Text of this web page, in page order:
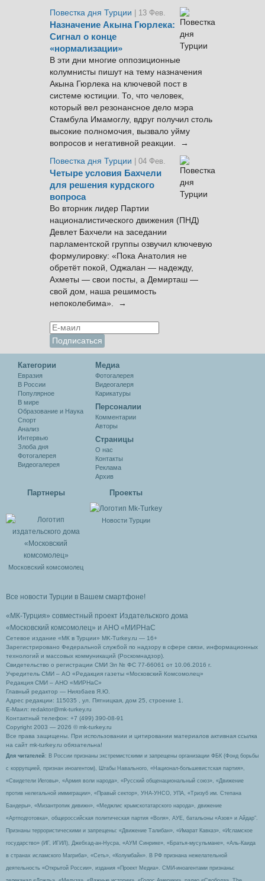
Повестка дня Турции
| 13 Фев.
Назначение Акына Гюрлека:
Сигнал о конце
«нормализации»
В эти дни многие оппозиционные
колумнисты пишут на тему назначения
Акына Гюрлека на ключевой пост в
системе юстиции. То, что человек,
который вел резонансное дело мэра
Стамбула Имамоглу, вдруг получил столь
высокие полномочия, вызвало уйму
вопросов и негативной реакции. →
Повестка дня Турции
| 04 Фев.
Четыре условия Бахчели
для решения курдского
вопроса
Во вторник лидер Партии
националистического движения (ПНД)
Девлет Бахчели на заседании
парламентской группы озвучил ключевую
формулировку: «Пока Анатолия не
обретёт покой, Оджалан — надежду,
Ахметы — свои посты, а Демирташ —
свой дом, наша решимость
непоколебима». →
Категории
Евразия
В России
Популярное
В мире
Образование и Наука
Спорт
Анализ
Интервью
Злоба дня
Фотогалерея
Видеогалерея
Медиа
Фотогалерея
Видеогалеря
Карикатуры
Персоналии
Комментарии
Авторы
Cтраницы
О нас
Контакты
Реклама
Архив
Партнеры
Московский комсомолец
Проекты
Новости Турции
Все новости Турции в Вашем смартфоне!
«МК-Турция» совместный проект Издательского дома
«Московский комсомолец» и АНО «МИРНаС
Сетевое издание «МК в Турции» MK-Turkey.ru — 16+
Зарегистрировано Федеральной службой по надзору в сфере связи, информационных
технологий и массовых коммуникаций (Роскомнадзор).
Свидетельство о регистрации СМИ Эл № ФС 77-66061 от 10.06.2016 г.
Учредитель СМИ – АО «Редакция газеты «Московский Комсомолец»
Редакция СМИ – АНО «МИРНаС»
Главный редактор — Ниязбаев Я.Ю.
Адрес редакции: 115035 , ул. Пятницкая, дом 25, строение 1.
Е-Маил: redaktor@mk-turkey.ru
Контактный телефон: +7 (499) 390-08-91
Copyright 2003 — 2026 © mk-turkey.ru
Все права защищены. При использовании и цитировании материалов активная ссылка
на сайт mk-turkey.ru обязательна!
Для читателей : В России признаны экстремистскими и запрещены организации ФБК (Фонд борьбы
с коррупцией, признан иноагентом), Штабы Навального, «Национал-большевистская партия»,
«Свидетели Иеговы», «Армия воли народа», «Русский общенациональный союз», «Движение
против нелегальной иммиграции», «Правый сектор», УНА-УНСО, УПА, «Тризуб им. Степана
Бандеры», «Мизантропик дивижн», «Меджлис крымскотатарского народа», движение
«Артподготовка», общероссийская политическая партия «Воля», АУЕ, батальоны «Азов» и Айдар″.
Признаны террористическими и запрещены: «Движение Талибан», «Имарат Кавказ», «Исламское
государство» (ИГ, ИГИЛ), Джебхад-ан-Нусра, «АУМ Синрике», «Братья-мусульмане», «Аль-Каида
в странах исламского Магриба», «Сеть», «Колумбайн». В РФ признана нежелательной
деятельность «Открытой России», издания «Проект Медиа». СМИ-иноагентами признаны: